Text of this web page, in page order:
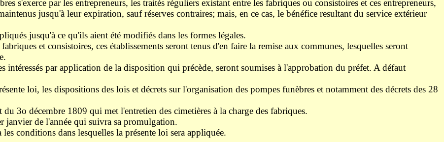
s'exerce par les entrepreneurs, les traités réguliers existant entre les fabriques ou consistoires et ces entrepreneurs,
jusqu'à leur expiration, sauf réserves contraires; mais, en ce cas, le bénéfice resultant du service extérieur
jusqu'à ce qu'ils aient été modifiés dans les formes légales.
et consistoires, ces établissements seront tenus d'en faire la remise aux communes, lesquelles seront
par application de la disposition qui précède, seront soumises à l'approbation du préfet. A défaut
loi, les dispositions des lois et décrets sur l'organisation des pompes funèbres et notamment des décrets des 28
3o décembre 1809 qui met l'entretien des cimetières à la charge des fabriques.
de l'année qui suivra sa promulgation.
conditions dans lesquelles la présente loi sera appliquée.